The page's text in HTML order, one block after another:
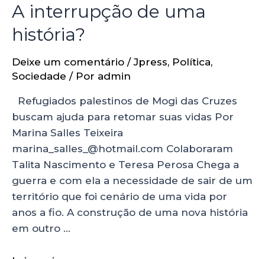
A interrupção de uma
história?
Deixe um comentário /Jpress, Política,
Sociedade / Por admin
Refugiados palestinos de Mogi das Cruzes
buscam ajuda para retomar suas vidas Por
Marina Salles Teixeira
marina_salles_@hotmail.com Colaboraram
Talita Nascimento e Teresa Perosa Chega a
guerra e com ela a necessidade de sair de um
território que foi cenário de uma vida por
anos a fio. A construção de uma nova história
em outro …